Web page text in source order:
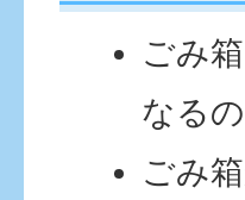
ごみ
なる
ごみ